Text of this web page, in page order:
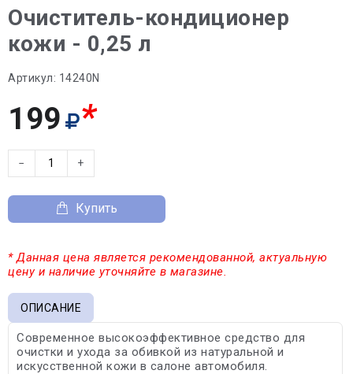
Очиститель-кондиционер
кожи - 0,25 л
Артикул: 14240N
199 *
− +
Купить
* Данная цена является рекомендованной, актуальную
цену и наличие уточняйте в магазине.
ОПИСАНИЕ
Современное высокоэффективное средство для
очистки и ухода за обивкой из натуральной и
искусственной кожи в салоне автомобиля.